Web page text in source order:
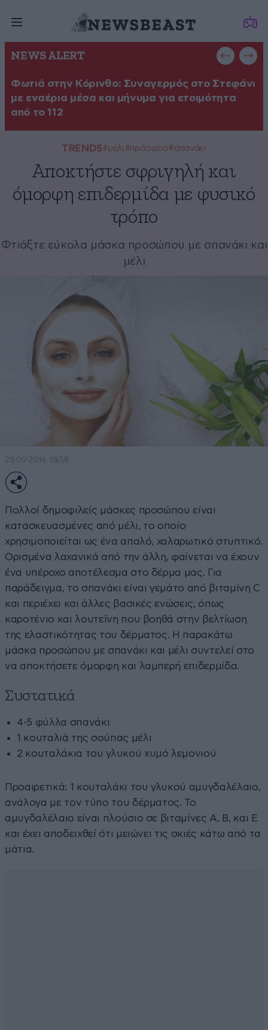
NEWS ALERT
Φωτιά στην Κόρινθο: Συναγερμός στο Στεφάνι
με εναέρια μέσα και μήνυμα για ετοιμότητα
από το 112
TRENDS#μέλι#πρόσωπο#σπανάκι
Αποκτήστε σφριγηλή και
όμορφη επιδερμίδα με φυσικό
τρόπο
Φτιάξτε εύκολα μάσκα προσώπου με σπανάκι και
μέλι
28·09·2016 18:58
Πολλοί δημοφιλείς μάσκες προσώπου είναι
κατασκευασμένες από μέλι, το οποίο
χρησιμοποιείται ως ένα απαλό, χαλαρωτικό στυπτικό.
Ορισμένα λαχανικά από την άλλη, φαίνεται να έχουν
ένα υπέροχο αποτέλεσμα στο δέρμα μας. Για
παράδειγμα, το σπανάκι είναι γεμάτο από βιταμίνη C
και περιέχει και άλλες βασικές ενώσεις, όπως
καροτένιο και λουτεΐνη που βοηθά στην βελτίωση
της ελαστικότητας του δέρματος. Η παρακάτω
μάσκα προσώπου με σπανάκι και μέλι συντελεί στο
να αποκτήσετε όμορφη και λαμπερή επιδερμίδα.
Συστατικά
4-5 φύλλα σπανάκι
1 κουταλιά της σούπας μέλι
2 κουταλάκια του γλυκού χυμό λεμονιού
Προαιρετικά: 1 κουταλάκι του γλυκού αμυγδαλέλαιο,
ανάλογα με τον τύπο του δέρματος. Το
αμυγδαλέλαιο είναι πλούσιο σε βιταμίνες Α, Β, και Ε
και έχει αποδειχθεί ότι μειώνει τις σκιές κάτω από τα
μάτια.